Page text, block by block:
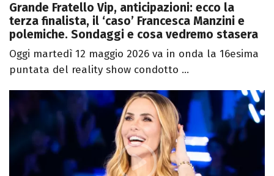
Grande Fratello Vip, anticipazioni: ecco la
terza finalista, il ‘caso’ Francesca Manzini e
polemiche. Sondaggi e cosa vedremo stasera
Oggi martedì 12 maggio 2026 va in onda la 16esima
puntata del reality show condotto ...